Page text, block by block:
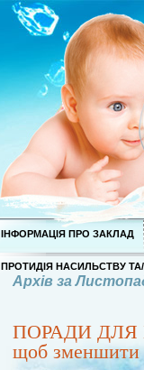
ІНФОРМАЦІЯ ПРО ЗАКЛАД
ПРОТИДІЯ НАСИЛЬСТВУ
Архів за
ПОРАДИ ДЛЯ
щоб зменшити